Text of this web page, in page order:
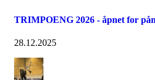
TRIMPOENG 2026 - åpnet for
28.12.2025